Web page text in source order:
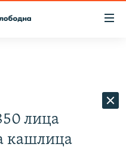
лица
кашлица